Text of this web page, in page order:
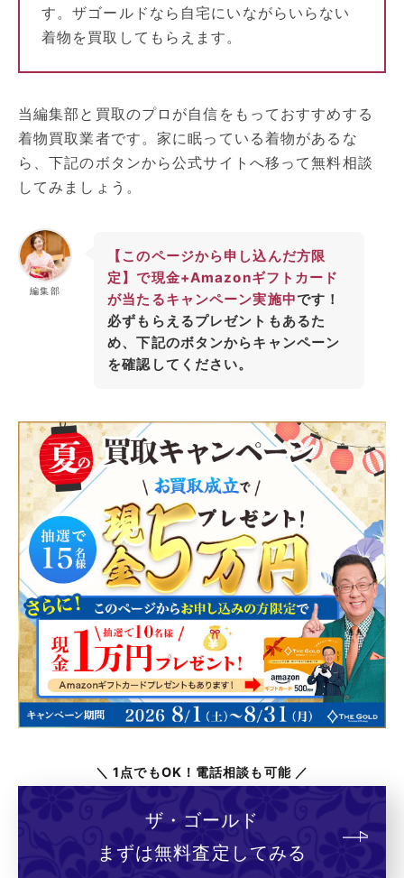
す。ザゴールドなら自宅にいながらいらない
着物を買取してもらえます。
当編集部と買取のプロが自信をもっておすすめする
着物買取業者です。家に眠っている着物があるな
ら、下記のボタンから公式サイトへ移って無料相談
してみましょう。
編集部
【このページから申し込んだ方限
定】で現金+Amazonギフトカード
が当たるキャンペーン実施中です！
必ずもらえるプレゼントもあるた
め、下記のボタンからキャンペーン
を確認してください。
＼ 1点でもOK！電話相談も可能 ／
ザ・ゴールド
まずは無料査定してみる